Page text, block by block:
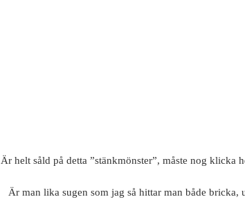
Är helt såld på detta ”stänkmönster”, måste nog klicka
Är man lika sugen som jag så hittar man både bricka,